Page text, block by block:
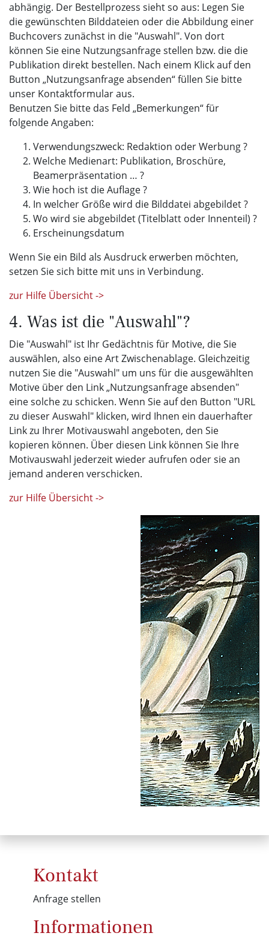
abhängig. Der Bestellprozess sieht so aus: Legen Sie
die gewünschten Bilddateien oder die Abbildung einer
Buchcovers zunächst in die "Auswahl". Von dort
können Sie eine Nutzungsanfrage stellen bzw. die die
Publikation direkt bestellen. Nach einem Klick auf den
Button „Nutzungsanfrage absenden“ füllen Sie bitte
unser Kontaktformular aus.
Benutzen Sie bitte das Feld „Bemerkungen“ für
folgende Angaben:
Verwendungszweck: Redaktion oder Werbung ?
Welche Medienart: Publikation, Broschüre,
Beamerpräsentation … ?
Wie hoch ist die Auflage ?
In welcher Größe wird die Bilddatei abgebildet ?
Wo wird sie abgebildet (Titelblatt oder Innenteil) ?
Erscheinungsdatum
Wenn Sie ein Bild als Ausdruck erwerben möchten,
setzen Sie sich bitte mit uns in Verbindung.
zur Hilfe Übersicht ->
4. Was ist die "Auswahl"?
Die "Auswahl" ist Ihr Gedächtnis für Motive, die Sie
auswählen, also eine Art Zwischenablage. Gleichzeitig
nutzen Sie die "Auswahl" um uns für die ausgewählten
Motive über den Link „Nutzungsanfrage absenden"
eine solche zu schicken. Wenn Sie auf den Button "URL
zu dieser Auswahl" klicken, wird Ihnen ein dauerhafter
Link zu Ihrer Motivauswahl angeboten, den Sie
kopieren können. Über diesen Link können Sie Ihre
Motivauswahl jederzeit wieder aufrufen oder sie an
jemand anderen verschicken.
zur Hilfe Übersicht ->
Kontakt
Anfrage stellen
Informationen